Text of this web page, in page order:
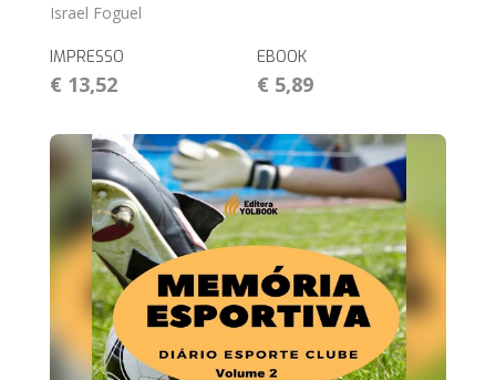
Israel Foguel
IMPRESSO
€ 13,52
EBOOK
€ 5,89